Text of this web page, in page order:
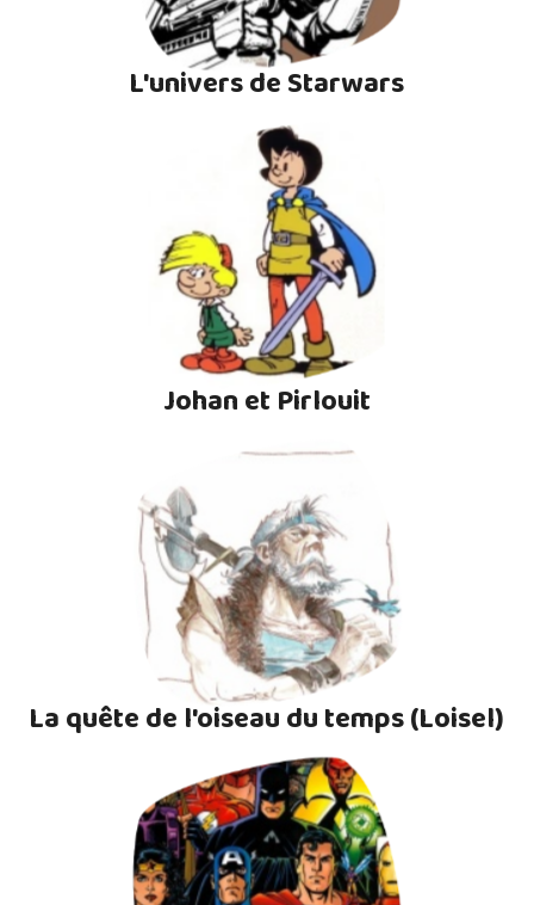
L'univers de Starwars
Johan et Pirlouit
La quête de l'oiseau du temps (Loisel)